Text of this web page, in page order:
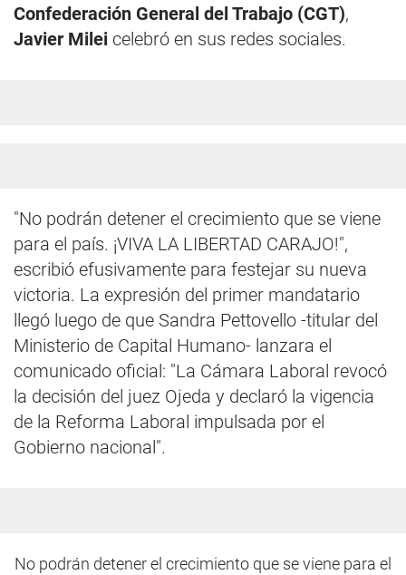
Confederación General del Trabajo (CGT),
Javier Milei celebró en sus redes sociales.
"No podrán detener el crecimiento que se viene
para el país. ¡VIVA LA LIBERTAD CARAJO!",
escribió efusivamente para festejar su nueva
victoria. La expresión del primer mandatario
llegó luego de que Sandra Pettovello -titular del
Ministerio de Capital Humano- lanzara el
comunicado oficial: "La Cámara Laboral revocó
la decisión del juez Ojeda y declaró la vigencia
de la Reforma Laboral impulsada por el
Gobierno nacional".
No podrán detener el crecimiento que se viene para el